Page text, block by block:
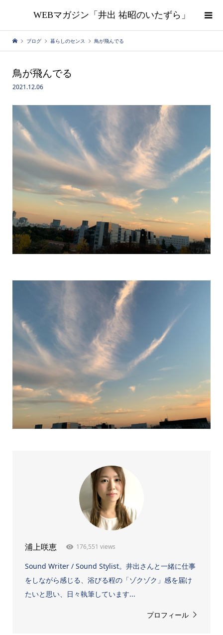
WEBマガジン「井出 祐昭のいたずら」
ブログ 暮らしのセンス 鳥が飛んでる
鳥が飛んでる
2021.12.06
浦上咲恵 176,551 views
Sound Writer / Sound Stylist。井出さんと一緒に仕事
をしながら感じる、浴びる程の「ゾクゾク」感を届け
たいと思い、日々執筆しています...
プロフィール